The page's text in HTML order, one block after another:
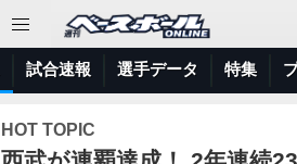
試合速報 選手データ 特集
HOT TOPIC